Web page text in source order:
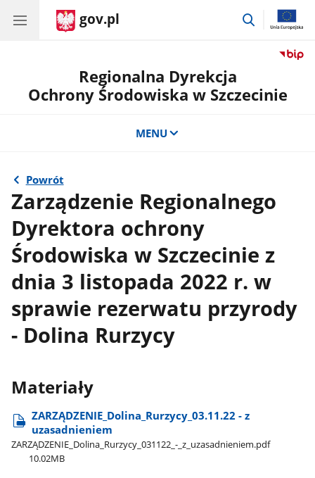
gov.pl
przejdź
Regionalna Dyrekcja
Ochrony Środowiska w Szczecinie
MENU
Powrót
Zarządzenie Regionalnego
Dyrektora ochrony
Środowiska w Szczecinie z
dnia 3 listopada 2022 r. w
sprawie rezerwatu przyrody
- Dolina Rurzycy
Materiały
ZARZĄDZENIE​_Dolina​_Rurzycy​_03.11.22 - z
uzasadnieniem
ZARZĄDZENIE​_Dolina​_Rurzycy​_031122​_-​_z​_uzasadnieniem.pdf
10.02MB